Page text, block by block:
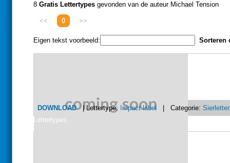
8 Gratis Lettertypes gevonden van de auteur Michael Tension
<< 0 >>
Eigen tekst voorbeeld: Sorteren
DOWNLOAD| Lettertype: Impact label | Categorie:
Lettertypes